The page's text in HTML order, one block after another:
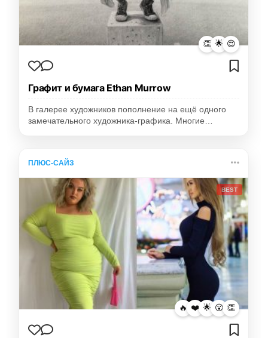
👏 🌟 😍
Графит и бумага Ethan Murrow
В галерее художников пополнение на ещё одного
замечательного художника-графика. Многие…
ПЛЮС-САЙЗ
BEST
🔥 ❤️ 🌟 😮 👏